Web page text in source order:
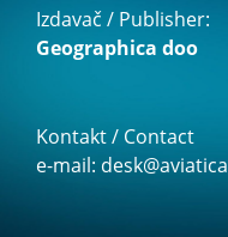
Izdavač / Publisher:
Geographica doo
Kontakt / Contact
e-mail: